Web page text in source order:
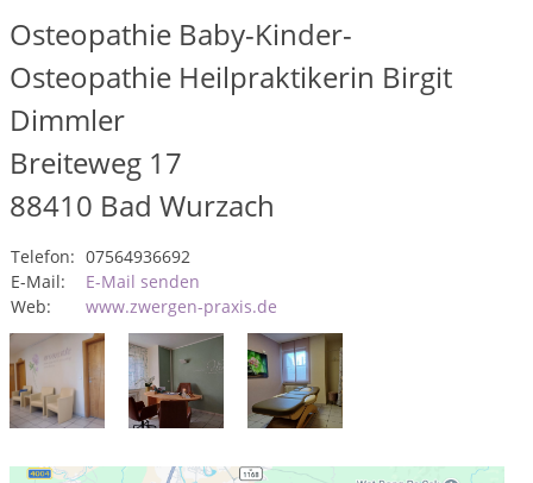
Osteopathie Baby-Kinder-
Osteopathie Heilpraktikerin Birgit
Dimmler
Breiteweg 17
88410 Bad Wurzach
Telefon: 07564936692
E-Mail:
E-Mail senden
Web:
www.zwergen-praxis.de